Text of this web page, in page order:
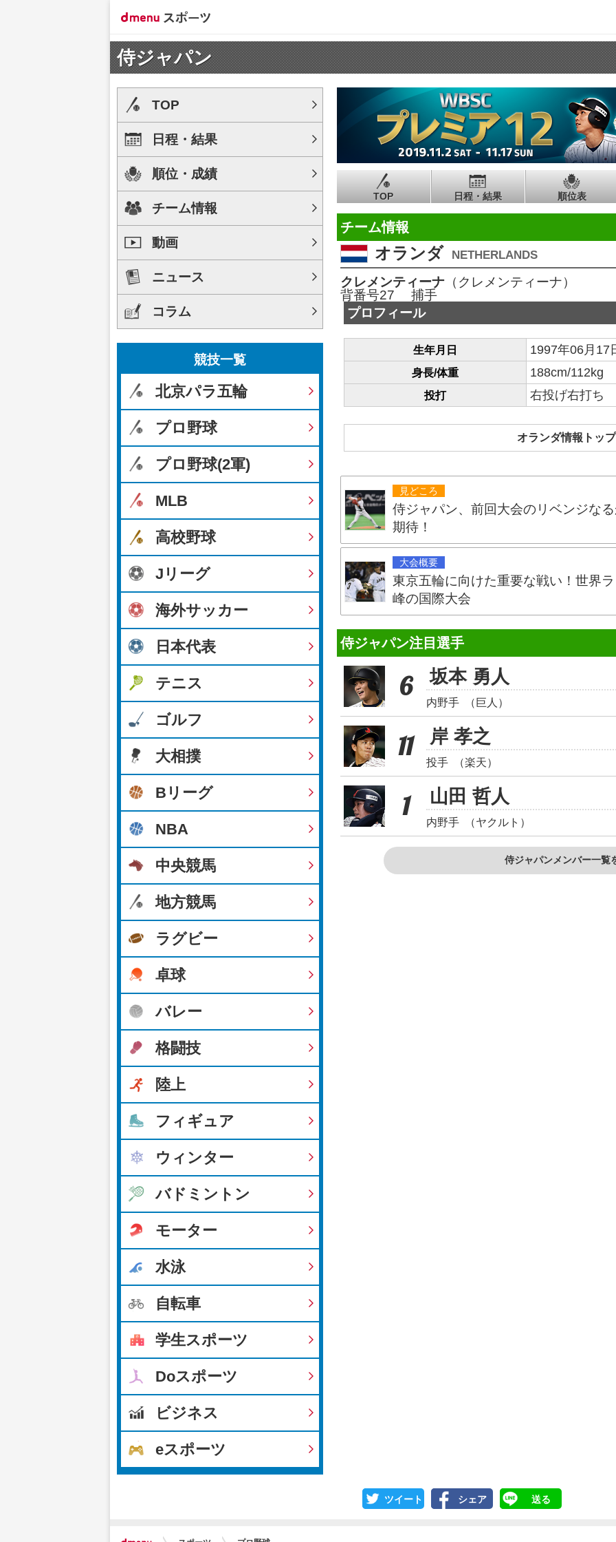
侍ジャパン
TOP 日程・結果 順位表
チーム情報
オランダ NETHERLANDS
クレメンティーナ （クレメンティーナ）
背番号27 捕手
プロフィール
生年月日 1997年06月17
身長/体重 188cm/112kg
投打 右投げ右打ち
オランダ情報トッ
見どころ
侍ジャパン、前回大会のリベンジな
期待！
大会概要
東京五輪に向けた重要な戦い！世界
峰の国際大会
侍ジャパン注目選手
6 坂本 勇人
内野手 （巨人）
11 岸 孝之
投手 （楽天）
1 山田 哲人
内野手 （ヤクルト）
侍ジャパンメンバー一覧
TOP
日程・結果
順位・成績
チーム情報
動画
ニュース
コラム
競技一覧
北京パラ五輪
プロ野球
プロ野球(2軍)
MLB
高校野球
Jリーグ
海外サッカー
日本代表
テニス
ゴルフ
大相撲
Bリーグ
NBA
中央競馬
地方競馬
ラグビー
卓球
バレー
格闘技
陸上
フィギュア
ウィンター
バドミントン
モーター
水泳
自転車
学生スポーツ
Doスポーツ
ビジネス
eスポーツ
ツイート シェア 送る